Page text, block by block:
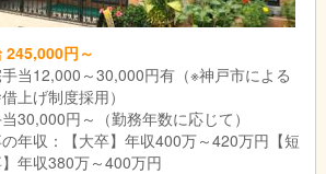
245,000円～
当12,000～30,000円有（※神戸市による
上げ制度採用）
30,000円～（勤務年数に応じて）
年収：【大卒】年収400万～420万円【短
年収380万～400万円